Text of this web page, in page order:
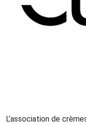
L’association de